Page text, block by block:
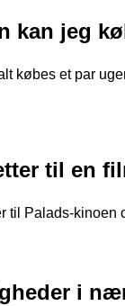
kan jeg
købes et par
til en
til Palads-
i